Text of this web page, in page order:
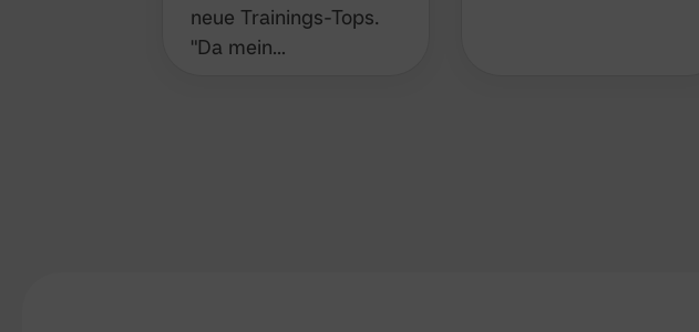
neue Trainings-Tops.
"Da mein…